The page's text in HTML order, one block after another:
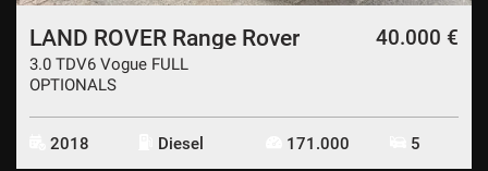
LAND ROVER Range Rover
3.0 TDV6 Vogue FULL
OPTIONALS
40.000 €
2018 Diesel 171.000 5